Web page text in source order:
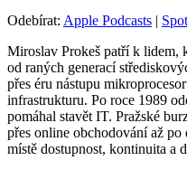
Odebírat: Apple Podcasts |
Miroslav Prokeš patří k lidem,
od raných generací
přes éru nástupu
infrastrukturu. Po roce 1989
pomáhal stavět IT. Pražské
přes online obchodování až
místě dostupnost, kontinuita a